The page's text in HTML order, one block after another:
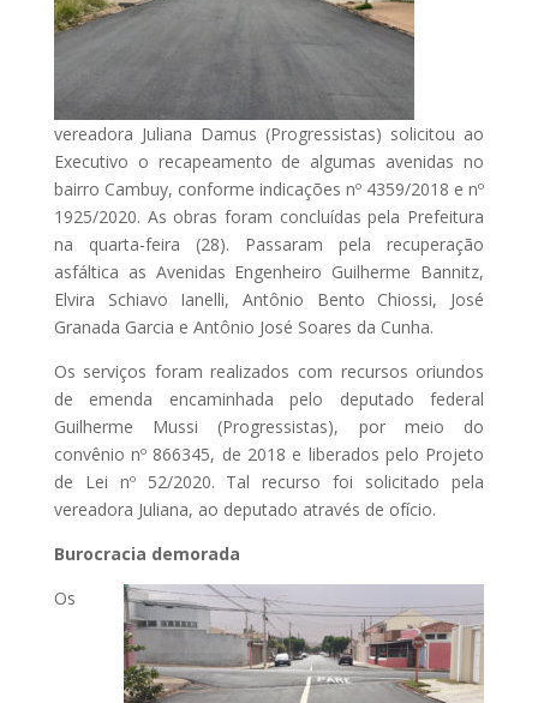
vereadora Juliana Damus (Progressistas) solicitou ao
Executivo o recapeamento de algumas avenidas no
bairro Cambuy, conforme indicações nº 4359/2018 e nº
1925/2020. As obras foram concluídas pela Prefeitura
na quarta-feira (28). Passaram pela recuperação
asfáltica as Avenidas Engenheiro Guilherme Bannitz,
Elvira Schiavo Ianelli, Antônio Bento Chiossi, José
Granada Garcia e Antônio José Soares da Cunha.
Os serviços foram realizados com recursos oriundos
de emenda encaminhada pelo deputado federal
Guilherme Mussi (Progressistas), por meio do
convênio nº 866345, de 2018 e liberados pelo Projeto
de Lei nº 52/2020. Tal recurso foi solicitado pela
vereadora Juliana, ao deputado através de ofício.
Burocracia demorada
Os